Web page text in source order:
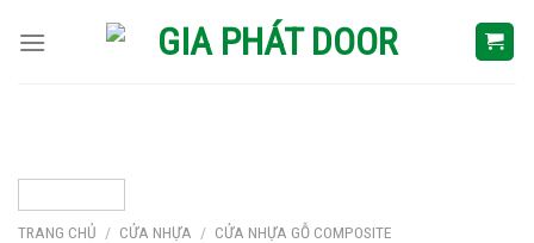
TRANG CHỦ / CỬA NHỰA / CỬA NHỰA GỖ COMPOSITE